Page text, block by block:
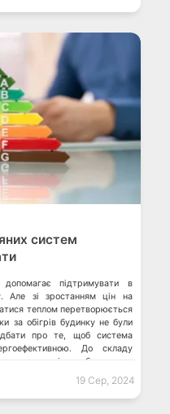
систем
підтримувати в
Але зі зростанням цін на
теплом перетворюється
за обігрів будинку не були
про те, щоб система
До складу
котел та інше обладнання,
19 Сер, 2024